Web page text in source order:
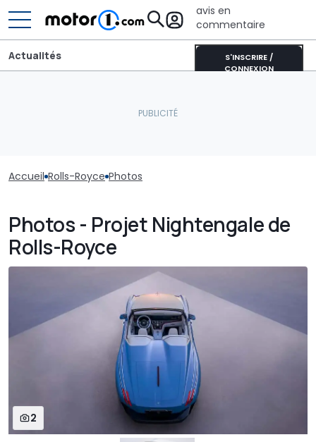
avis en
commentaire
S'INSCRIRE /
CONNEXION
Actualités
Accueil Rolls-Royce Photos
Photos - Projet Nightengale de
Rolls-Royce
2